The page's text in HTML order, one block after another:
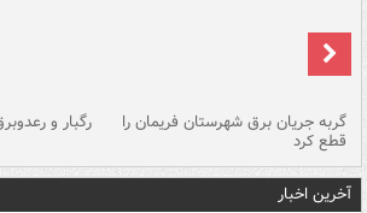
گربه جریان برق شهرستان فریمان را
قطع کرد
رگبار و
آخرین اخبار